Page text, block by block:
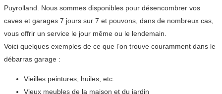
Puyrolland. Nous sommes disponibles pour désencombrer vos
caves et garages 7 jours sur 7 et pouvons, dans de nombreux cas,
vous offrir un service le jour même ou le lendemain.
Voici quelques exemples de ce que l’on trouve couramment dans le
débarras garage :
Vieilles peintures, huiles, etc.
Vieux meubles de la maison et du jardin